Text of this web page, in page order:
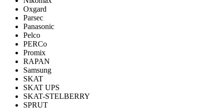
Oxgard
Parsec
Panasonic
Pelco
PERCo
Promix
RAPAN
Samsung
SKAT
SKAT UPS
SKAT-STELBERRY
SPRUT